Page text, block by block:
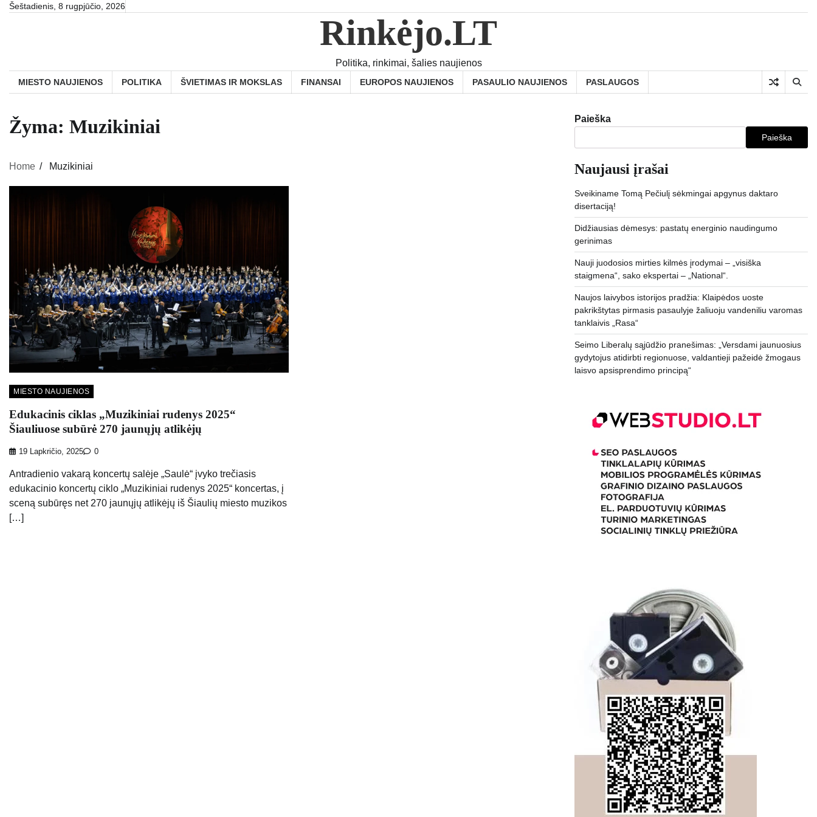
SkipŠeštadienis, 8 rugpjūčio, 2026
Rinkėjo.LT
Politika, rinkimai, šalies naujienos
MIESTO NAUJIENOS POLITIKA ŠVIETIMAS IR MOKSLAS FINANSAI EUROPOS NAUJIENOS PASAULIO NAUJIENOS PASLAUGOS
Žyma: Muzikiniai
Home Muzikiniai
MIESTO NAUJIENOS
Edukacinis ciklas „Muzikiniai rudenys 2025“
Šiauliuose subūrė 270 jaunųjų atlikėjų
19 Lapkričio, 2025 0
Antradienio vakarą koncertų salėje „Saulė“ įvyko trečiasis
edukacinio koncertų ciklo „Muzikiniai rudenys 2025“ koncertas, į
sceną subūręs net 270 jaunųjų atlikėjų iš Šiaulių miesto muzikos
[…]
Paieška
Paieška
Naujausi įrašai
Sveikiname Tomą Pečiulį sėkmingai apgynus daktaro
disertaciją!
Didžiausias dėmesys: pastatų energinio naudingumo
gerinimas
Nauji juodosios mirties kilmės įrodymai – „visiška
staigmena“, sako ekspertai – „National“.
Naujos laivybos istorijos pradžia: Klaipėdos uoste
pakrikštytas pirmasis pasaulyje žaliuoju vandeniliu varomas
tanklaivis „Rasa“
Seimo Liberalų sąjūdžio pranešimas: „Versdami jaunuosius
gydytojus atidirbti regionuose, valdantieji pažeidė žmogaus
laisvo apsisprendimo principą“